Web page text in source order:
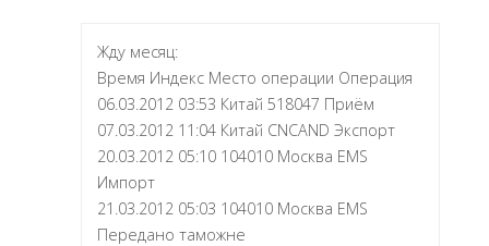
Жду месяц:
Время Индекс Место операции Операция
06.03.2012 03:53 Китай 518047 Приём
07.03.2012 11:04 Китай CNCAND Экспорт
20.03.2012 05:10 104010 Москва EMS
Импорт
21.03.2012 05:03 104010 Москва EMS
Передано таможне